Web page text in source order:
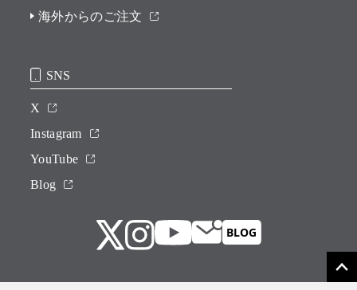
海外からのご注文
SNS
X
Instagram
YouTube
Blog